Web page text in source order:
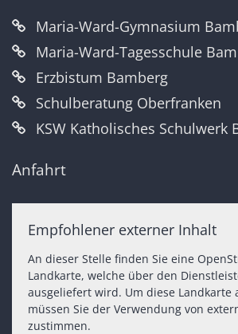
Maria-Ward-Gymnasium
Maria-Ward-Tagesschule
Erzbistum Bamberg
Schulberatung Oberfranken
KSW Katholisches Schulwerk
Anfahrt
Empfohlener externer Inhalt
An dieser Stelle finden Sie eine
Landkarte, welche über den
ausgeliefert wird. Um diese Landkarte
müssen Sie der Verwendung von
zustimmen.